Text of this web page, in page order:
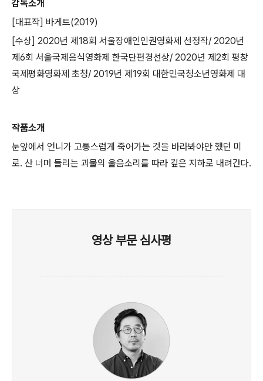
감독소개
[대표작] 바게트(2019)
[수상] 2020년 제18회 서울장애인인권영화제 선정작/ 2020년
제6회 서울국제음식영화제 한국단편경선상/ 2020년 제2회 평창
국제평화영화제 초청/ 2019년 제19회 대한민국청소년영화제 대
상
작품소개
눈앞에서 언니가 고통스럽게 죽어가는 것을 바라봐야만 했던 미
로. 산 너머 들리는 괴물의 울음소리를 따라 깊은 지하로 내려간다.
영상 부문 심사평